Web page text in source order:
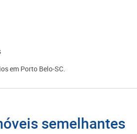
em Porto Belo-SC.
semelhantes